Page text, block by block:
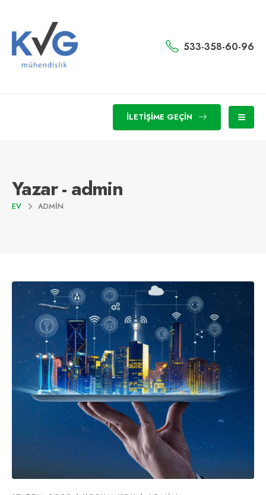
533-358-60-96
İLETIŞIME GEÇIN
Yazar - admin
EV ADMIN